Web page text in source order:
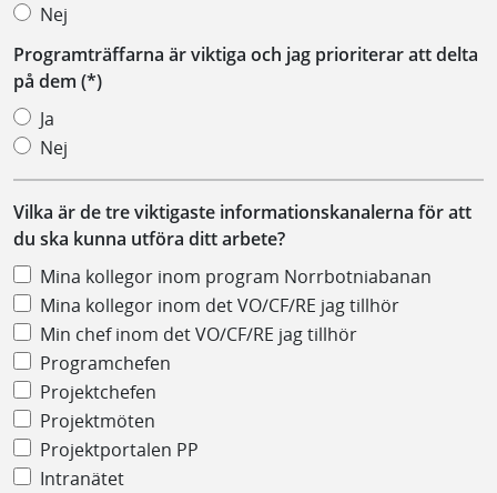
Nej
Programträffarna är viktiga och jag prioriterar att delta
på dem
Ja
Nej
Vilka är de tre viktigaste informationskanalerna för att
du ska kunna utföra ditt arbete?
Mina kollegor inom program Norrbotniabanan
Mina kollegor inom det VO/CF/RE jag tillhör
Min chef inom det VO/CF/RE jag tillhör
Programchefen
Projektchefen
Projektmöten
Projektportalen PP
Intranätet